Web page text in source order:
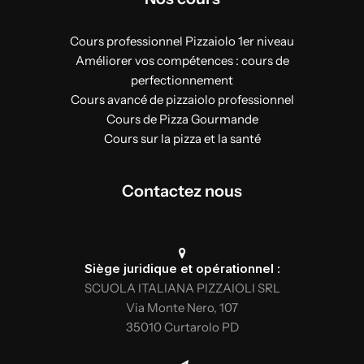
pièces nécessaires à la cuisson des pizzas
et au pelletage
Introduction aux céréales et à leurs
différences : le blé tendre et le blé dur,
leurs caractéristiques et les facteurs
déterminant leur qualité
caractéristiques chimiques/physiques et
utilisation de farines grossières et de
farines à noyau de graines
Introduction aux préferments :
différences, farines adaptées et méthodes
de conservation
Cours professionnel Pizzaiolo 1er niveau
Améliorer vos compétences : cours de
perfectionnement
Cours avancé de pizzaiolo professionnel
Cours de Pizza Gourmande
Cours sur la pizza et la santé
Contactez nous
Siège juridique et opérationnel :
SCUOLA ITALIANA PIZZAIOLI SRL
Via Monte Nero, 107
35010 Curtarolo PD